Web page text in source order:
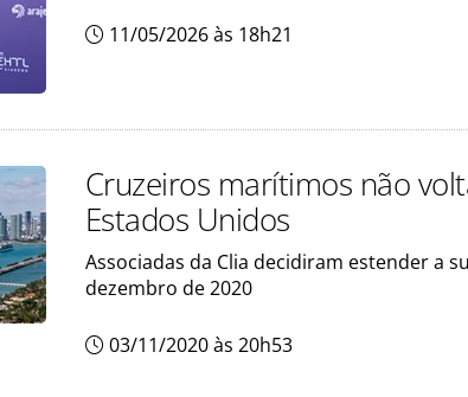
11/05/2026 às 18h21
Cruzeiros marítimos não
Estados Unidos
Associadas da Clia decidiram estender a
dezembro de 2020
03/11/2020 às 20h53